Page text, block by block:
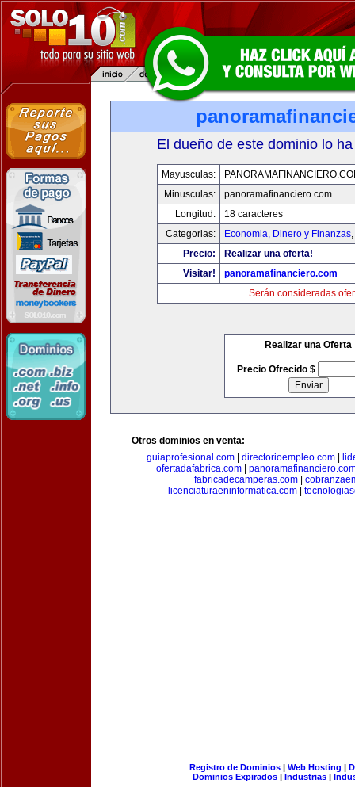
El dueño de este dominio lo
Mayusculas:
Minusculas:
panoramafinanciero.com
Longitud:
18 caracteres
Categorias:
Economia, Dinero y Finanzas,
Precio:
Realizar una oferta!
Visitar!
panoramafinanciero.com
Serán consideradas
Realizar una Oferta
Precio Ofrecido $
Otros dominios en venta:
guiaprofesional.com| directorioempleo.com|
ofertadafabrica.com|
fabricadecamperas.com
licenciaturaeninformatica.com|
Registro de Dominios| Web Hosting |
Dominios Expirados | Industrias |